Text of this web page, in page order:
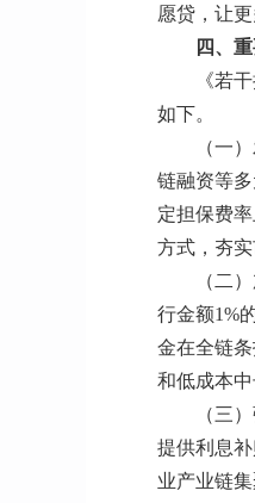
愿贷，让
四、
《若
如下。
（一
链融资等
定担保费
方式，夯
（二
行金额1%
金在全链
和低成本中
（三
提供利息
业产业链